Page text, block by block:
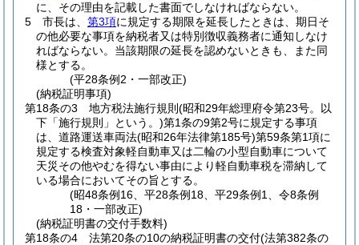
に、その理由を記載した書面でしなければならない。
5
市長は、 第3項に規定する期限を延長したときは、期日そ
の他必要な事項を納税者又は特別徴収義務者に通知しなけ
ればならない。 当該期限の延長を認めないときも、また同
様とする。
(平28条例2・一部改正)
(納税証明事項)
第18条の3
地方税法施行規則 (昭和29年総理府令第23号。以
下「施行規則」という。)第1条の9第2号に規定する事項
は、道路運送車両法(昭和26年法律第185号)第59条第1項に
規定する検査対象軽自動車又は二輪の小型自動車について
天災その他やむを得ない事由により軽自動車税を滞納して
いる場合においてその旨とする。
(昭48条例16、平28条例18、平29条例1、令8条例
18・一部改正)
(納税証明書の交付手数料)
第18条の4
法第20条の10の納税証明書の交付(法第382条の